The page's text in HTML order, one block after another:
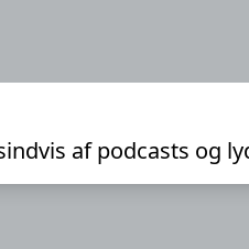
af podcasts og